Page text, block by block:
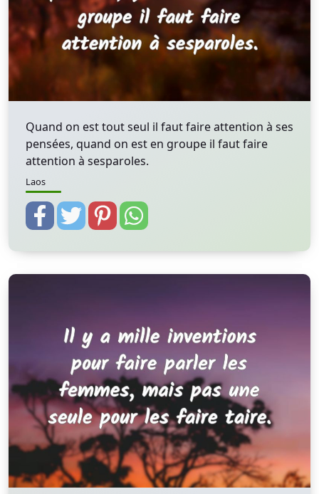
Quand on est tout seul il faut faire attention à ses
pensées, quand on est en groupe il faut faire
attention à sesparoles.
Laos